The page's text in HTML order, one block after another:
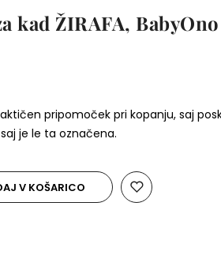
kad ŽIRAFA, BabyOno
pripomoček pri kopanju, saj
je le ta označena.
V KOŠARICO